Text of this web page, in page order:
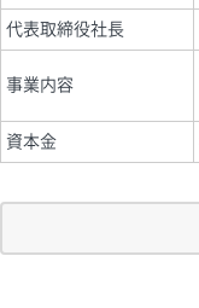
代表取締役社長
事業内容
資本金